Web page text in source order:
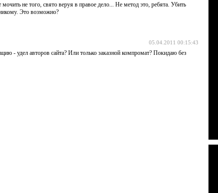
не того, свято веруя в правое дело... Не метод это, ребята. Убить
Это возможно?
05.04.2011 00:15:43
- удел авторов сайта? Или только заказной компромат? Покидаю без